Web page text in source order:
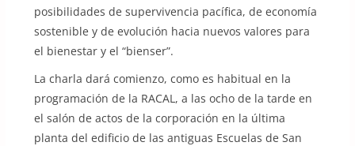
posibilidades de supervivencia pacífica, de economía
sostenible y de evolución hacia nuevos valores para
el bienestar y el “bienser”.
La charla dará comienzo, como es habitual en la
programación de la RACAL, a las ocho de la tarde en
el salón de actos de la corporación en la última
planta del edificio de las antiguas Escuelas de San